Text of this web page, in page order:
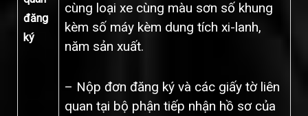
đăng
ký
cùng loại xe cùng màu sơn số khung
kèm số máy kèm dung tích xi-lanh,
năm sản xuất.
– Nộp đơn đăng ký và các giấy tờ liên
quan tại bộ phận tiếp nhận hồ sơ của